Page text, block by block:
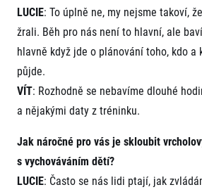
LUCIE: To úplně ne, my nejsme takoví,
žrali. Běh pro nás není to hlavní, ale
hlavně když jde o plánování toho, kdo a
půjde.
VÍT: Rozhodně se nebavíme dlouhé
a nějakými daty z tréninku.
Jak náročné pro vás je skloubit
s vychováváním dětí?
LUCIE: Často se nás lidi ptají, jak